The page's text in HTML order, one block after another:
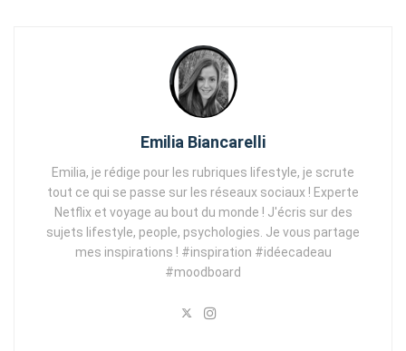
Emilia Biancarelli
Emilia, je rédige pour les rubriques lifestyle, je scrute
tout ce qui se passe sur les réseaux sociaux ! Experte
Netflix et voyage au bout du monde ! J'écris sur des
sujets lifestyle, people, psychologies. Je vous partage
mes inspirations ! #inspiration #idéecadeau
#moodboard